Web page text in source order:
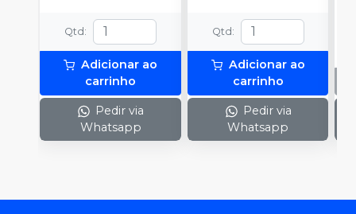
Qtd :
Adicionar ao
carrinho
Pedir via
Whatsapp
Qtd :
Adicionar ao
carrinho
Pedir via
Whatsapp